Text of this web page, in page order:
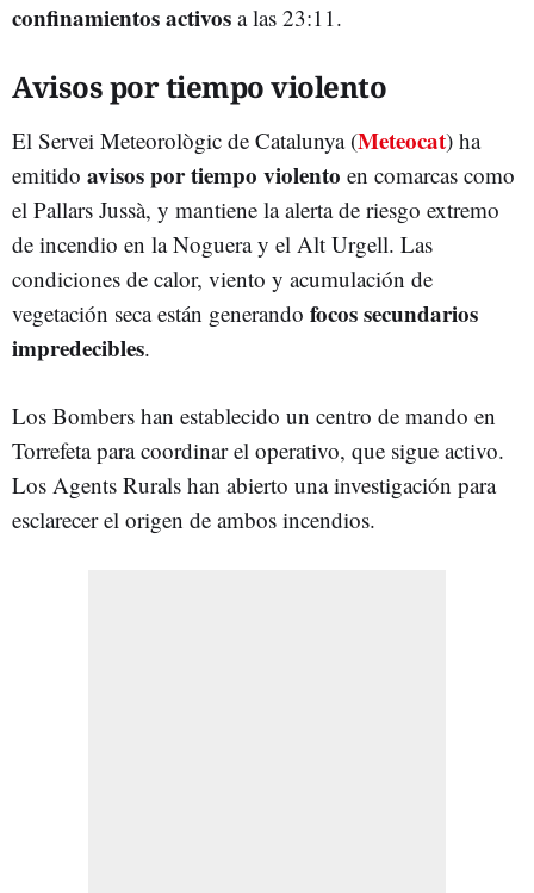
confinamientos activos a las 23:11.
Avisos por tiempo violento
El Servei Meteorològic de Catalunya (Meteocat) ha
emitido avisos por tiempo violento en comarcas como
el Pallars Jussà, y mantiene la alerta de riesgo extremo
de incendio en la Noguera y el Alt Urgell. Las
condiciones de calor, viento y acumulación de
vegetación seca están generando focos secundarios
impredecibles.
Los Bombers han establecido un centro de mando en
Torrefeta para coordinar el operativo, que sigue activo.
Los Agents Rurals han abierto una investigación para
esclarecer el origen de ambos incendios.